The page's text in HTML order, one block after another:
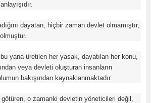
dayatan, hiçbir zaman devlet olmamıştır,
yana üretilen her yasak, dayatılan her konu,
veya devleti oluşturan insanların
bakışından kaynaklanmaktadır.
götüren, o zamanki devletin yöneticileri değil,